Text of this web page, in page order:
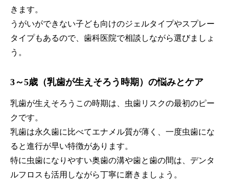
きます。
うがいができない子ども向けのジェルタイプやスプレー
タイプもあるので、歯科医院で相談しながら選びましょ
う。
3～5歳（乳歯が生えそろう時期）の悩みとケア
乳歯が生えそろうこの時期は、虫歯リスクの最初のピー
クです。
乳歯は永久歯に比べてエナメル質が薄く、一度虫歯にな
ると進行が早い特徴があります。
特に虫歯になりやすい奥歯の溝や歯と歯の間は、デンタ
ルフロスも活用しながら丁寧に磨きましょう。